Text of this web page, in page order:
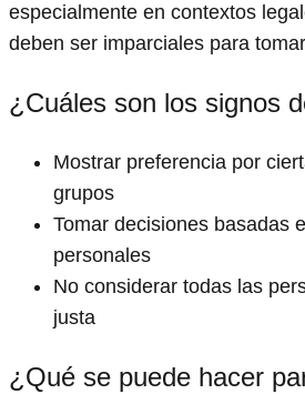
especialmente en contextos
deben ser imparciales para
¿Cuáles son los signos
Mostrar preferencia por
grupos
Tomar decisiones basadas
personales
No considerar todas las
justa
¿Qué se puede hacer